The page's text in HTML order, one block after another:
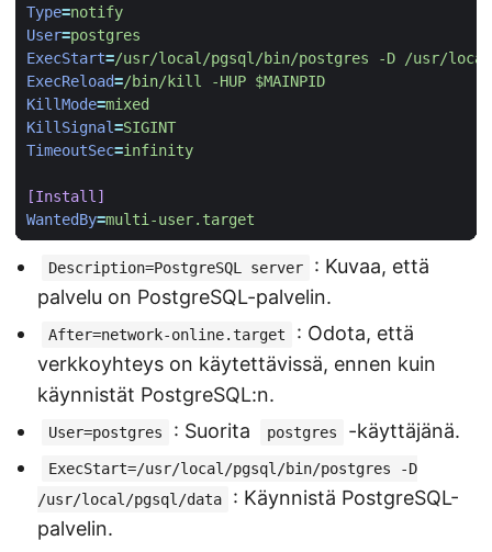
Type=notify
User=postgres
ExecStart=/usr/local/pgsql/bin/postgres -D /usr/
ExecReload=/bin/kill -HUP $MAINPID
KillMode=mixed
KillSignal=SIGINT
TimeoutSec=infinity
[Install]
WantedBy=multi-user.target
Description=PostgreSQL server
: Kuvaa, että
palvelu on PostgreSQL-palvelin.
After=network-online.target
: Odota, että
verkkoyhteys on käytettävissä, ennen kuin
käynnistät PostgreSQL:n.
User=postgres : Suorita postgres -käyttäjänä.
ExecStart=/usr/local/pgsql/bin/postgres -D
/usr/local/pgsql/data
: Käynnistä PostgreSQL-
palvelin.